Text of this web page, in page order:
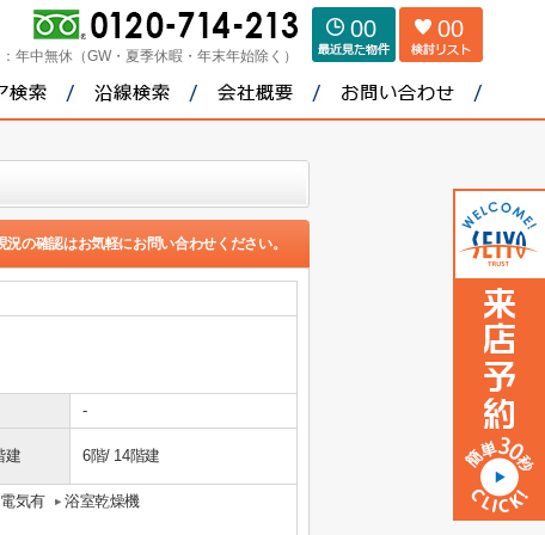
年中無休（GW・夏季休暇・年末年始除く）
00 00
況の確認はお気軽にお問い合わせください。
-
建 6階/ 14階建
電気有
浴室乾燥機